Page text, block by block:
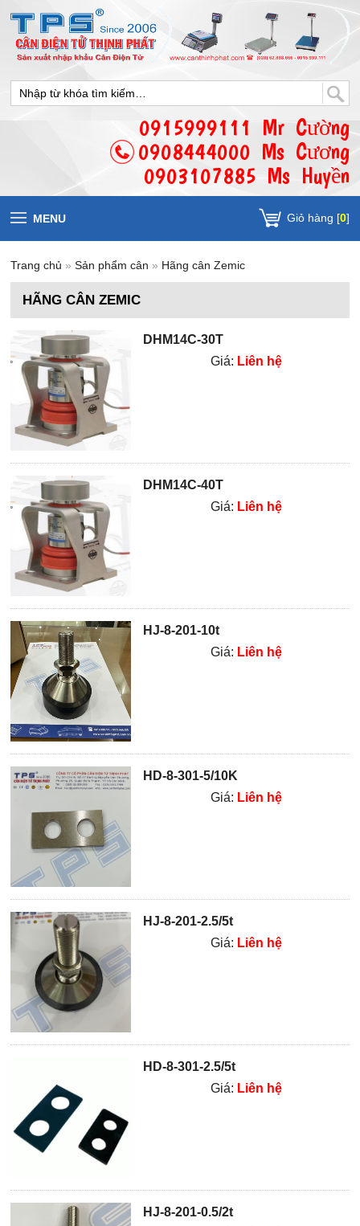
0915999111 Mr Cường
0908444000 Ms Cương
0903107885 Ms Huyền
MENU Giỏ hàng [0]
Trang chủ »Sản phẩm cân » Hãng cân Zemic
HÃNG CÂN ZEMIC
DHM14C-30T
Giá: Liên hệ
DHM14C-40T
Giá: Liên hệ
HJ-8-201-10t
Giá: Liên hệ
HD-8-301-5/10K
Giá: Liên hệ
HJ-8-201-2.5/5t
Giá: Liên hệ
HD-8-301-2.5/5t
Giá: Liên hệ
HJ-8-201-0.5/2t